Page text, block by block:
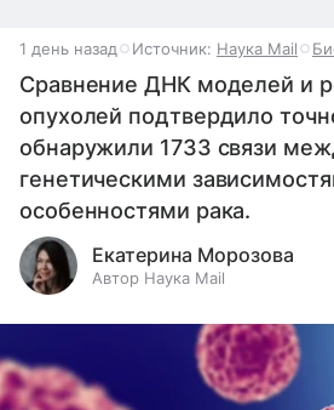
1 день назад Источник: Наука Mail
Сравнение ДНК моделей и
опухолей подтвердило
обнаружили 1733 связи
генетическими
особенностями рака.
Екатерина Морозова
Автор Наука Mail